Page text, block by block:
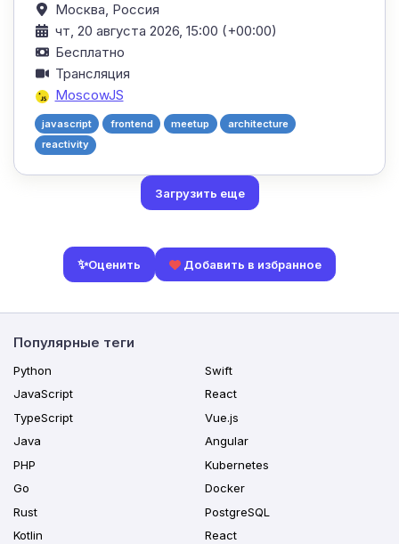
Москва, Россия
чт, 20 августа 2026, 15:00 (+00:00)
Бесплатно
Трансляция
MoscowJS
javascript frontend meetup
architecture
reactivity
Загрузить еще
✨Оценить Добавить в избранное
Популярные теги
Python
JavaScript
TypeScript
Java
PHP
Go
Rust
Kotlin
Swift
React
Vue.js
Angular
Kubernetes
Docker
PostgreSQL
React